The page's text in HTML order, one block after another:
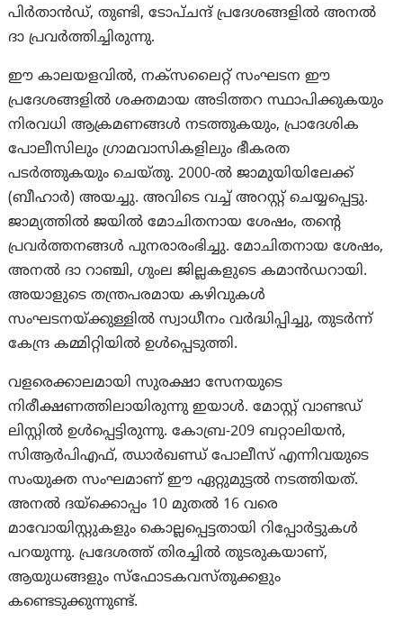
പിർതാൻഡ്, തുണ്ടി, ടോപ്ചന്ദ് പ്രദേശങ്ങളിൽ അനൽ
ദാ പ്രവർത്തിച്ചിരുന്നു.
ഈ കാലയളവിൽ, നക്സലൈറ്റ് സംഘടന ഈ
പ്രദേശങ്ങളിൽ ശക്തമായ അടിത്തറ സ്ഥാപിക്കുകയും
നിരവധി ആക്രമണങ്ങൾ നടത്തുകയും, പ്രാദേശിക
പോലീസിലും ഗ്രാമവാസികളിലും ഭീകരത
പടർത്തുകയും ചെയ്തു. 2000-ല്‍ ജാമുയിയിലേക്ക്
(ബീഹാർ) അയച്ചു. അവിടെ വച്ച് അറസ്റ്റ് ചെയ്യപ്പെട്ടു.
ജാമ്യത്തിൽ ജയിൽ മോചിതനായ ശേഷം, തന്റെ
പ്രവർത്തനങ്ങൾ പുനരാരംഭിച്ചു. മോചിതനായ ശേഷം,
അനൽ ദാ റാഞ്ചി, ഗുംല ജില്ലകളുടെ കമാൻഡറായി.
അയാളുടെ തന്ത്രപരമായ കഴിവുകൾ
സംഘടനയ്ക്കുള്ളിൽ സ്വാധീനം വർദ്ധിപ്പിച്ചു, തുടര്‍ന്ന്
കേന്ദ്ര കമ്മിറ്റിയിൽ ഉൾപ്പെടുത്തി.
വളരെക്കാലമായി സുരക്ഷാ സേനയുടെ
നിരീക്ഷണത്തിലായിരുന്നു ഇയാൾ. മോസ്റ്റ് വാണ്ടഡ്
ലിസ്റ്റിൽ ഉൾപ്പെട്ടിരുന്നു. കോബ്ര-209 ബറ്റാലിയൻ,
സിആർപിഎഫ്, ഝാർഖണ്ഡ് പോലീസ് എന്നിവയുടെ
സംയുക്ത സംഘമാണ് ഈ ഏറ്റുമുട്ടൽ നടത്തിയത്.
അനൽ ദയ്‌ക്കൊപ്പം 10 മുതൽ 16 വരെ
മാവോയിസ്റ്റുകളും കൊല്ലപ്പെട്ടതായി റിപ്പോർട്ടുകൾ
പറയുന്നു. പ്രദേശത്ത് തിരച്ചിൽ തുടരുകയാണ്,
ആയുധങ്ങളും സ്‌ഫോടകവസ്തുക്കളും
കണ്ടെടുക്കുന്നുണ്ട്.